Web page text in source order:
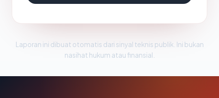
Laporan ini dibuat otomatis dari sinyal teknis publik. Ini bukan
nasihat hukum atau finansial.